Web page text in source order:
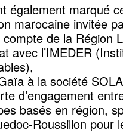
également marqué
marocaine invitée
de la Région
avec l’IMEDER
à la société
d’engagement
basés en région,
Roussillon pour